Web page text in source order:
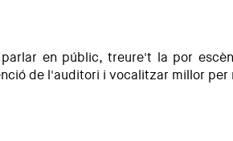
en públic, treure't la por
de l'auditori i vocalitzar millor